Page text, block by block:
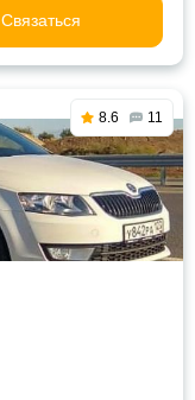
Связаться
8.6 11